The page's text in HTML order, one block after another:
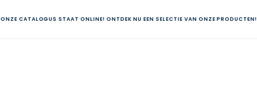
ONZE CATALOGUS STAAT ONLINE! ONTDEK NU EEN SELECTIE VAN ONZE PRODUCTEN!